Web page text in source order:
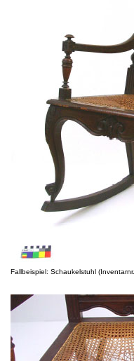
Fallbeispiel: Schaukelstuhl